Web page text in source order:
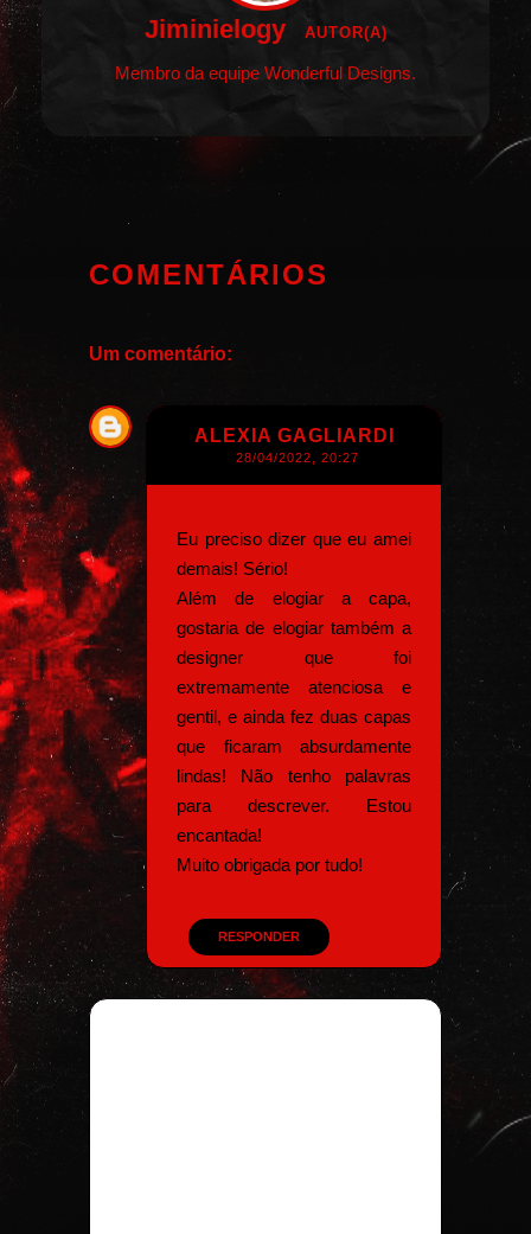
Jiminielogy AUTOR(A)
Membro da equipe Wonderful Designs.
COMENTÁRIOS
Um comentário:
ALEXIA GAGLIARDI
28/04/2022, 20:27
Eu preciso dizer que eu amei
demais! Sério!
Além de elogiar a capa,
gostaria de elogiar também a
designer que foi
extremamente atenciosa e
gentil, e ainda fez duas capas
que ficaram absurdamente
lindas! Não tenho palavras
para descrever. Estou
encantada!
Muito obrigada por tudo!
RESPONDER